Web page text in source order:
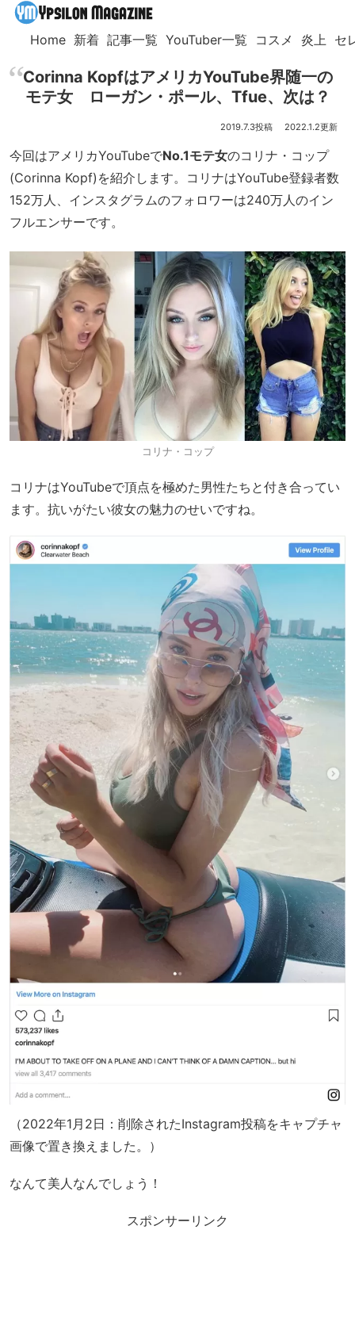
Home 新着 記事一覧 YouTuber一覧 コスメ 炎上 セ
Corinna KopfはアメリカYouTube界随一の
モテ女 ローガン・ポール、Tfue、次は？
2019.7.3 2022.1.2
今回はアメリカYouTubeでNo.1モテ女のコリナ・コップ
(Corinna Kopf)を紹介します。コリナはYouTube登録者数
152万人、インスタグラムのフォロワーは240万人のイン
フルエンサーです。
コリナ・コップ
コリナはYouTubeで頂点を極めた男性たちと付き合ってい
ます。抗いがたい彼女の魅力のせいですね。
（2022年1月2日：削除されたInstagram投稿をキャプチャ
画像で置き換えました。）
なんて美人なんでしょう！
スポンサーリンク